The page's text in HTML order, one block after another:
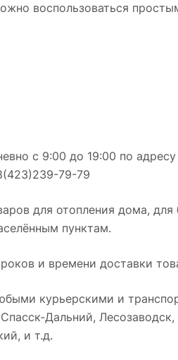
воспользоваться
с 9:00 до 19:00 по
79-79
для отопления дома,
пунктам.
и времени доставки
курьерскими и
Дальний,
и т.д.